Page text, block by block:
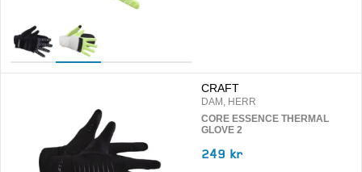
CRAFT
DAM, HERR
CORE ESSENCE THERMAL
GLOVE 2
249 kr